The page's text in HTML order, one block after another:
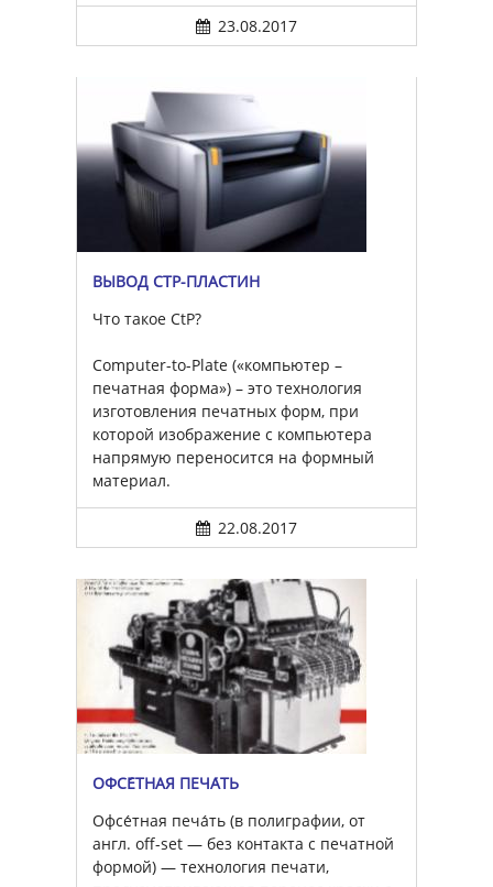
23.08.2017
ВЫВОД CTP-ПЛАСТИН
Что такое CtP?
Computer-to-Plate («компьютер –
печатная форма») – это технология
изготовления печатных форм, при
которой изображение с компьютера
напрямую переносится на формный
материал.
22.08.2017
ОФСЕ́ТНАЯ ПЕЧА́ТЬ
Офсе́тная печа́ть (в полиграфии, от
англ. off-set — без контакта с печатной
формой) — технология печати,